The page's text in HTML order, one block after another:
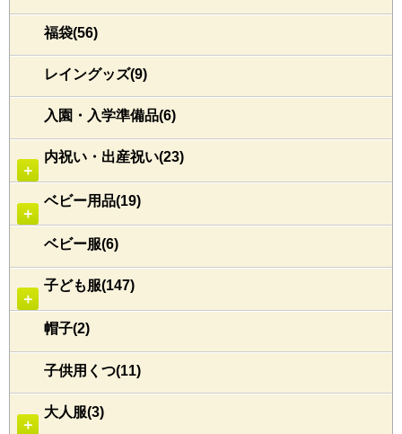
福袋(56)
レイングッズ(9)
入園・入学準備品(6)
＋
内祝い・出産祝い(23)
＋
ベビー用品(19)
ベビー服(6)
＋
子ども服(147)
帽子(2)
子供用くつ(11)
＋
大人服(3)